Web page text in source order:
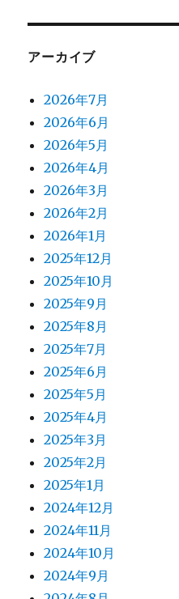
アーカイブ
2026年7月
2026年6月
2026年5月
2026年4月
2026年3月
2026年2月
2026年1月
2025年12月
2025年10月
2025年9月
2025年8月
2025年7月
2025年6月
2025年5月
2025年4月
2025年3月
2025年2月
2025年1月
2024年12月
2024年11月
2024年10月
2024年9月